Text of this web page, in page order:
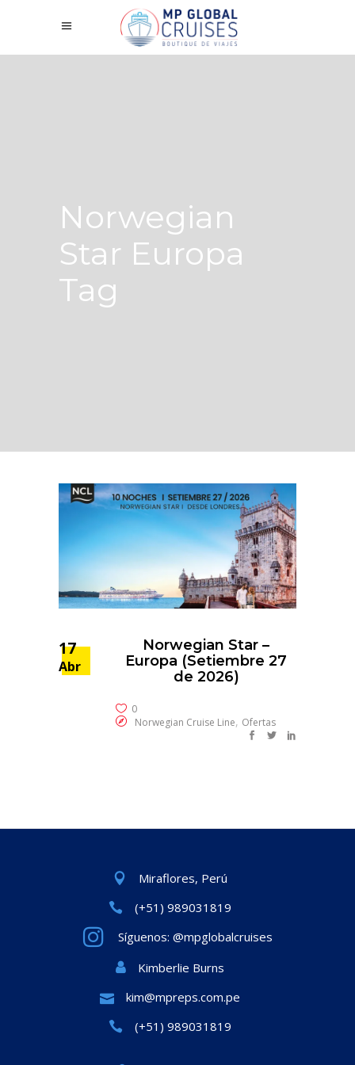
Norwegian
Star Europa
Tag
17
Abr
Norwegian Star –
Europa (Setiembre 27
de 2026)
0
Norwegian Cruise Line, Ofertas
Miraflores, Perú
(+51) 989031819
Síguenos: @mpglobalcruises
Kimberlie Burns
kim@mpreps.com.pe
(+51) 989031819